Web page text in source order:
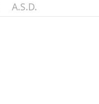
A.S.D.